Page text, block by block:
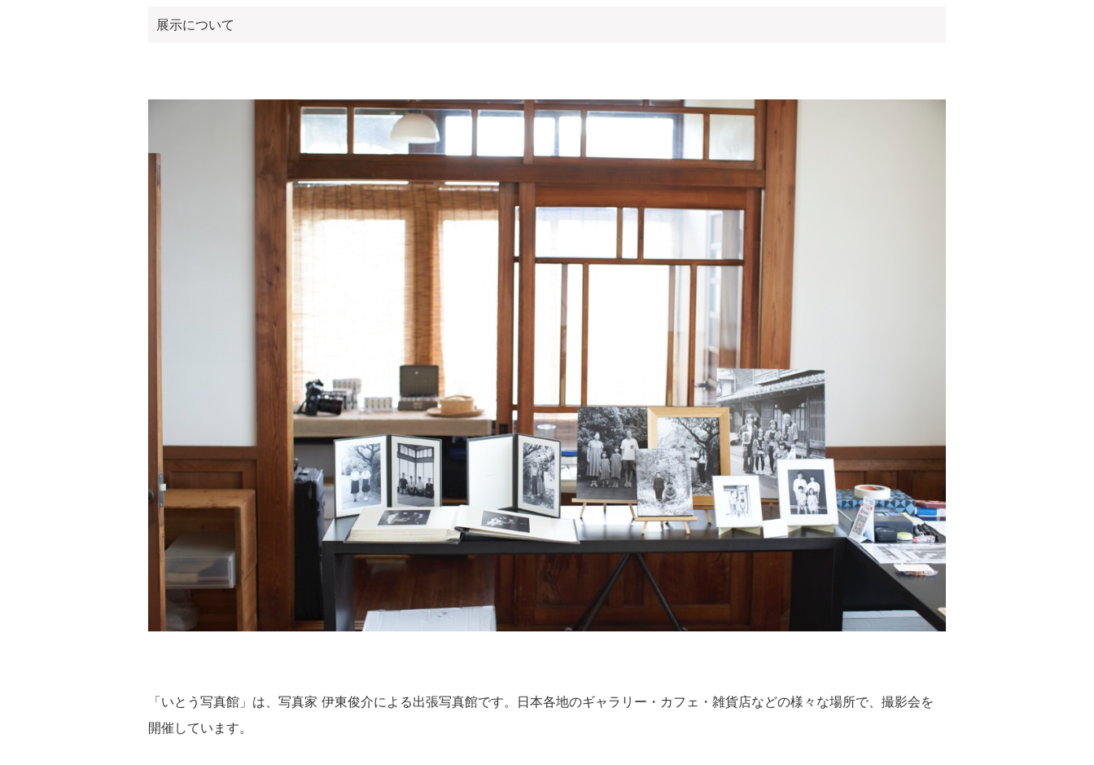
展示について
「いとう写真館」は、写真家 伊東俊介による出張写真館です。日本各地のギャラリー・カフェ・雑貨店などの様々な場所で、撮影会を
開催しています。